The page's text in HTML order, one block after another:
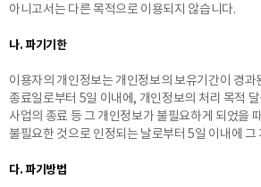
아니고서는 다른 목적으로 이용되지 않습니다.
나. 파기기한
이용자의 개인정보는 개인정보의 보유기간이 경과
종료일로부터 5일 이내에, 개인정보의 처리 목적
사업의 종료 등 그 개인정보가 불필요하게 되었을
불필요한 것으로 인정되는 날로부터 5일 이내에 그
다. 파기방법